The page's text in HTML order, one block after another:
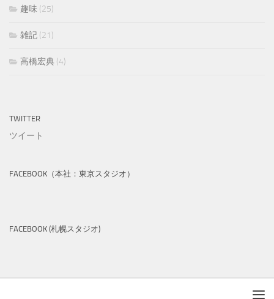
趣味 (25)
雑記 (21)
高橋宏典 (4)
TWITTER
ツイート
FACEBOOK（本社：東京スタジオ）
FACEBOOK (札幌スタジオ)